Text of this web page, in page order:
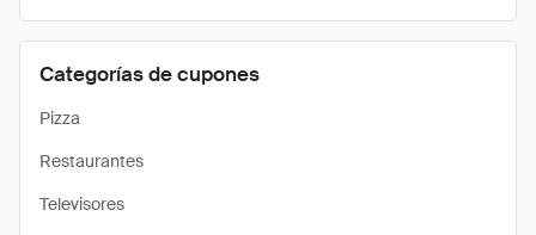
Categorías de cupones
Pizza
Restaurantes
Televisores